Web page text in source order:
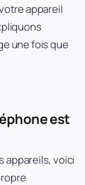
appareil
une fois que
est
appareils, voici